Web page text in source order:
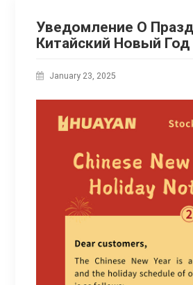
Уведомление О
Китайский Новый Год
January 23, 2025